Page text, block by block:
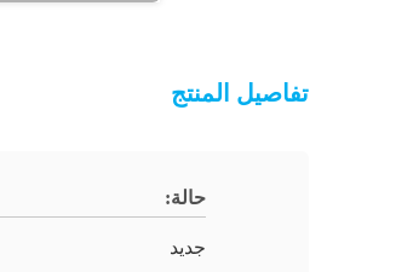
تفاصيل المنتج
حالة:
جديد